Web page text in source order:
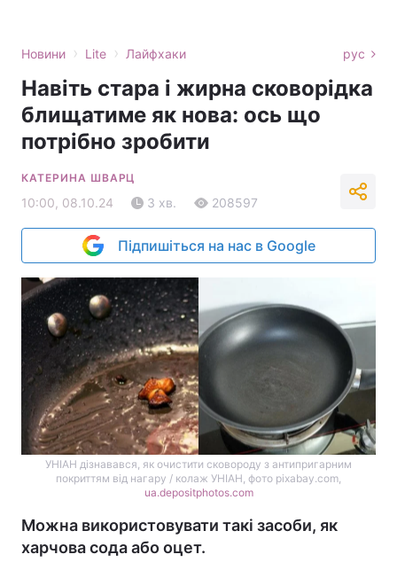
Новини › Lite › Лайфхаки рус
Навіть стара і жирна сковорідка
блищатиме як нова: ось що
потрібно зробити
КАТЕРИНА ШВАРЦ
10:00, 08.10.24 3 хв. 208597
Підпишіться на нас в Google
УНІАН дізнавався, як очистити сковороду з антипригарним
покриттям від нагару / колаж УНІАН, фото pixabay.com,
ua.depositphotos.com
Можна використовувати такі засоби, як
харчова сода або оцет.